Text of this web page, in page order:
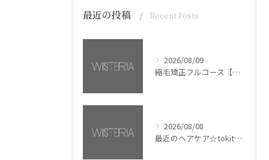
最近の投稿 Recent Posts
2026/08/09
縮毛矯正フルコース【銀座・美容室WISTERIA】
2026/08/08
最近のヘアケア☆tokita【銀座・美容室WISTERIA】